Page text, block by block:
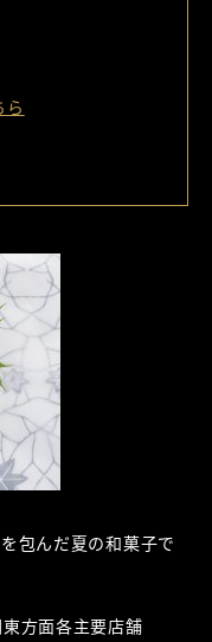
ら
包んだ夏の和菓子で
方面各主要店舗